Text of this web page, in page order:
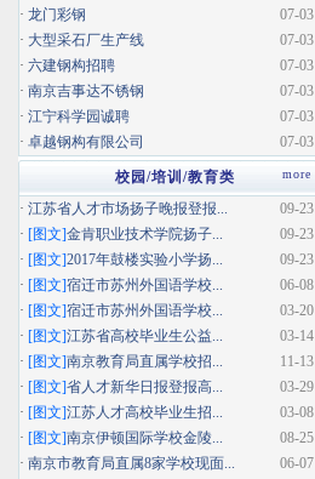
07-03
· 龙门彩钢
07-03
· 大型采石厂生产线
07-03
· 六建钢构招聘
07-03
· 南京吉事达不锈钢
07-03
· 江宁科学园诚聘
07-03
· 卓越钢构有限公司
more
校园/培训/教育类
09-23
· 江苏省人才市场扬子晚报登报...
09-23
· [图文]金肯职业技术学院扬子...
09-23
· [图文]2017年鼓楼实验小学扬...
06-08
· [图文]宿迁市苏州外国语学校...
03-20
· [图文]宿迁市苏州外国语学校...
03-14
· [图文]江苏省高校毕业生公益...
11-13
· [图文]南京教育局直属学校招...
03-29
· [图文]省人才新华日报登报高...
03-08
· [图文]江苏人才高校毕业生招...
08-25
· [图文]南京伊顿国际学校金陵...
06-07
· 南京市教育局直属8家学校现面...